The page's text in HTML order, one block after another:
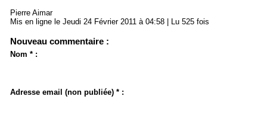
Pierre Aimar
Mis en ligne le Jeudi 24 Février 2011 à 04:58 | Lu 525 fois
Nouveau commentaire :
Nom * :
Adresse email (non publiée) * :